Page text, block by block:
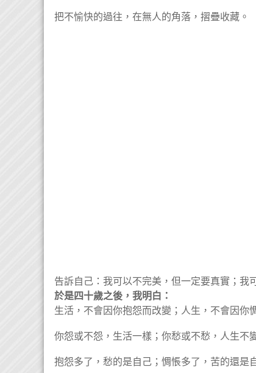
把不愉快的過往，在無人的角落，摺疊收藏。
告訴自己：我可以不完美，但一定要真實；我
於是四十歲之後，我明白：
生活，不會因你抱怨而改變；人生，不會因你
你怨或不怨，生活一樣；你愁或不愁，人生不
抱怨多了，愁的是自己；惆悵多了，苦的還是